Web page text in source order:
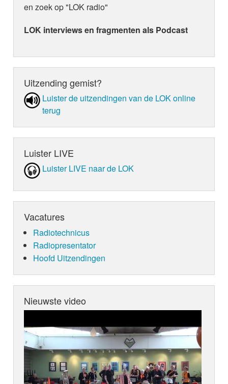
en zoek op "LOK radio"
LOK interviews en fragmenten als Podcast
Uitzending gemist?
Luister de uit­zen­din­gen van de LOK online
terug
Luister LIVE
Luister LIVE naar de LOK
Vacatures
Radiotechnicus
Radiopresentator
Hoofd Uitzendingen
Nieuwste video